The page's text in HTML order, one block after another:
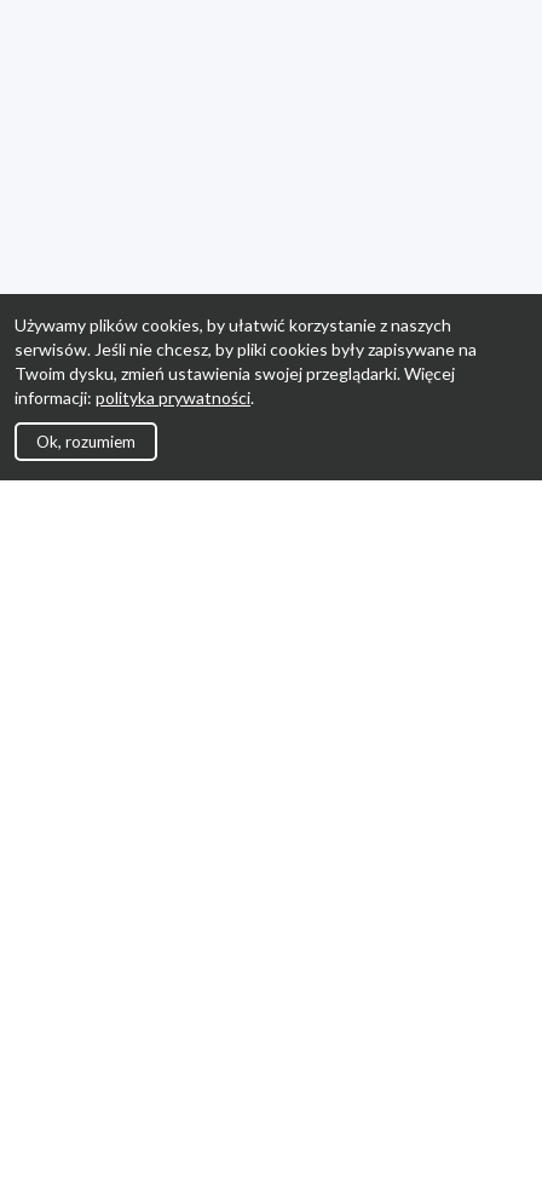
Używamy plików cookies, by ułatwić korzystanie z naszych
serwisów. Jeśli nie chcesz, by pliki cookies były zapisywane na
Twoim dysku, zmień ustawienia swojej przeglądarki. Więcej
informacji: polityka prywatności.
Ok, rozumiem